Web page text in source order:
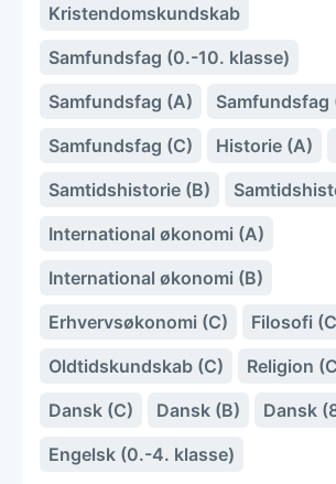
Kristendomskundskab
Samfundsfag (0.-10. klasse)
Samfundsfag (A)
Samfundsfag
Samfundsfag (C)
Historie (A)
Samtidshistorie (B)
International økonomi (A)
International økonomi (B)
Erhvervsøkonomi (C)
Filosofi
Oldtidskundskab (C)
Religion
Dansk (C)
Dansk (B)
Dansk
Engelsk (0.-4. klasse)